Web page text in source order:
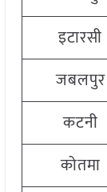
इटारसी
जबलपुर
कटनी
कोतमा